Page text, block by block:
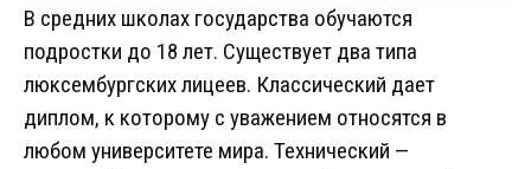
В средних школах государства обучаются
подростки до 18 лет. Существует два типа
люксембургских лицеев. Классический дает
диплом, к которому с уважением относятся в
любом университете мира. Технический —